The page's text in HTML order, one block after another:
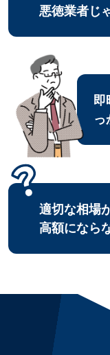
悪徳業者じ
即
っ
適切な相場
高額になら